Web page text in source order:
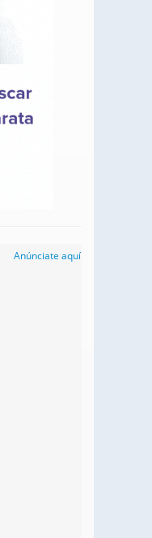
Anúnciate aquí